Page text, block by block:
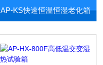
AP-KS快速恒温恒湿老化箱